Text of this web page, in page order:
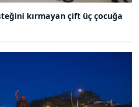
kırmayan çift üç çocuğa